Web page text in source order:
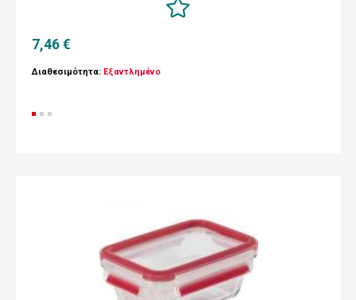
7,46 €
Διαθεσιμότητα: Εξαντλημένο